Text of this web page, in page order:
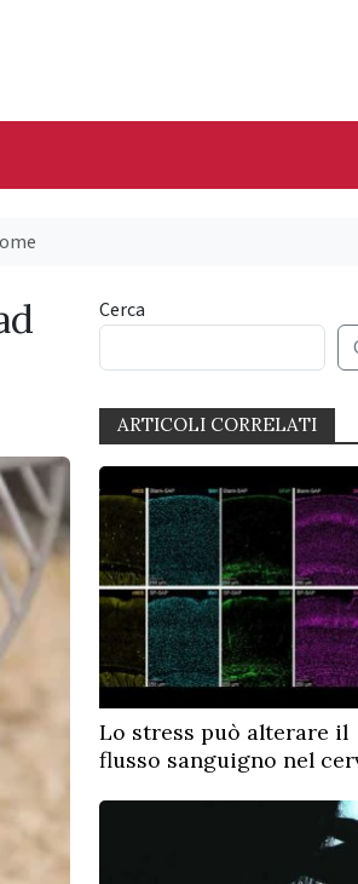
Cerca
ARTICOLI CORRELATI
Lo stress può alterare il
flusso sanguigno nel